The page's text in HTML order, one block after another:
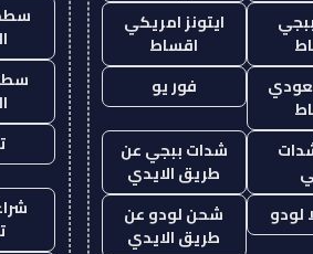
ايتونز امريكي
اقساط
فور يو
شدات ببجي عن
طريق الايدي
لودو
شحن لودو عن
طريق الايدي